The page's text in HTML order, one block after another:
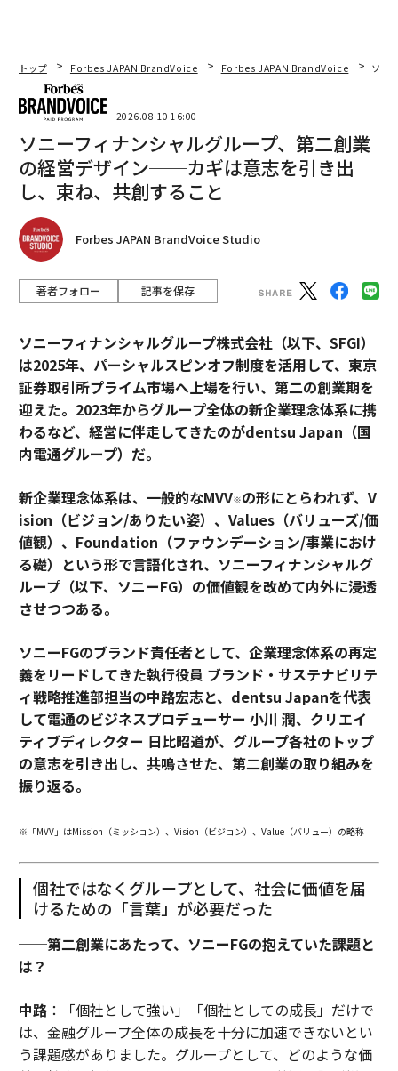
トップ Forbes JAPAN BrandVoice Forbes JAPAN BrandVoice ソニ
2026.08.10 16:00
ソニーフィナンシャルグループ、第二創業
の経営デザイン──カギは意志を引き出
し、束ね、共創すること
Forbes JAPAN BrandVoice Studio
著者フォロー 記事を保存
ソニーフィナンシャルグループ株式会社（以下、SFGI）
は2025年、パーシャルスピンオフ制度を活用して、東京
証券取引所プライム市場へ上場を行い、第二の創業期を
迎えた。2023年からグループ全体の新企業理念体系に携
わるなど、経営に伴走してきたのがdentsu Japan（国
内電通グループ）だ。
新企業理念体系は、一般的なMVV※の形にとらわれず、V
ision（ビジョン/ありたい姿）、Values（バリューズ/価
値観）、Foundation（ファウンデーション/事業におけ
る礎）という形で言語化され、ソニーフィナンシャルグ
ループ（以下、ソニーFG）の価値観を改めて内外に浸透
させつつある。
ソニーFGのブランド責任者として、企業理念体系の再定
義をリードしてきた執行役員 ブランド・サステナビリテ
ィ戦略推進部担当の中路宏志と、dentsu Japanを代表
して電通のビジネスプロデューサー 小川 潤、クリエイ
ティブディレクター 日比昭道が、グループ各社のトップ
の意志を引き出し、共鳴させた、第二創業の取り組みを
振り返る。
※「MVV」はMission（ミッション）、Vision（ビジョン）、Value（バリュー）の略称
個社ではなくグループとして、社会に価値を届
けるための「言葉」が必要だった
──第二創業にあたって、ソニーFGの抱えていた課題と
は？
中路：「個社として強い」「個社としての成長」だけで
は、金融グループ全体の成長を十分に加速できないとい
う課題感がありました。グループとして、どのような価